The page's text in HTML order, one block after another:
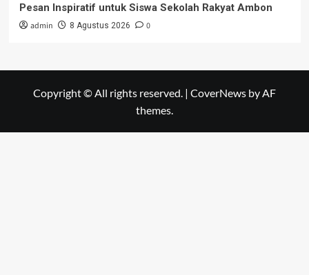
Pesan Inspiratif untuk Siswa Sekolah Rakyat Ambon
admin 8 Agustus 2026 0
Copyright © All rights reserved. | CoverNews by AF
themes.